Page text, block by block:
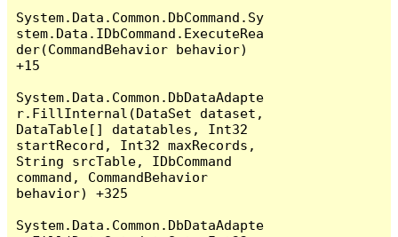
System.Data.Common.DbCommand.Sy
stem.Data.IDbCommand.ExecuteRea
der(CommandBehavior behavior)
+15
System.Data.Common.DbDataAdapte
r.FillInternal(DataSet dataset,
DataTable[] datatables, Int32
startRecord, Int32 maxRecords,
String srcTable, IDbCommand
command, CommandBehavior
behavior) +325
System.Data.Common.DbDataAdapte